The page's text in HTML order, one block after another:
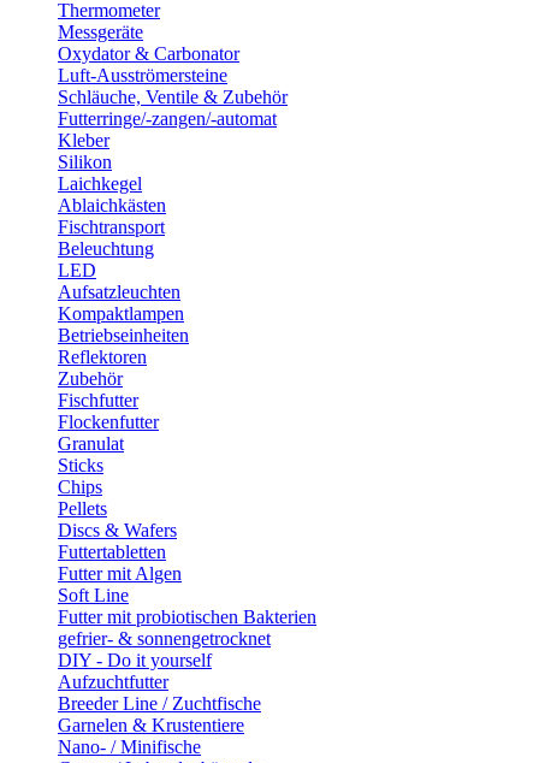
Thermometer
Messgeräte
Oxydator & Carbonator
Luft-Ausströmersteine
Schläuche, Ventile & Zubehör
Futterringe/-zangen/-automat
Kleber
Silikon
Laichkegel
Ablaichkästen
Fischtransport
Beleuchtung
LED
Aufsatzleuchten
Kompaktlampen
Betriebseinheiten
Reflektoren
Zubehör
Fischfutter
Flockenfutter
Granulat
Sticks
Chips
Pellets
Discs & Wafers
Futtertabletten
Futter mit Algen
Soft Line
Futter mit probiotischen Bakterien
gefrier- & sonnengetrocknet
DIY - Do it yourself
Aufzuchtfutter
Breeder Line / Zuchtfische
Garnelen & Krustentiere
Nano- / Minifische